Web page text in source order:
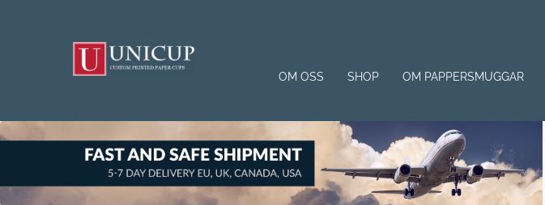
OM OSS SHOP OM PAPPERSMUGGAR